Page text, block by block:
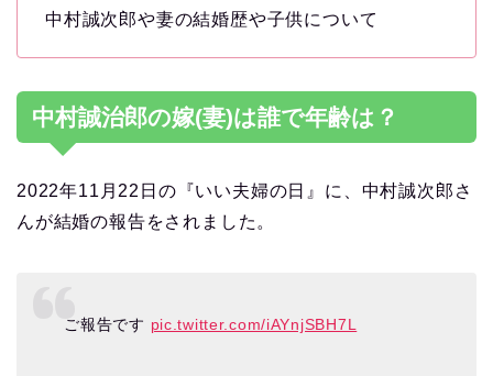
中村誠次郎や妻の結婚歴や子供について
中村誠治郎の嫁(妻)は誰で年齢は？
2022年11月22日の『いい夫婦の日』に、中村誠次郎さ
んが結婚の報告をされました。
ご報告です pic.twitter.com/iAYnjSBH7L